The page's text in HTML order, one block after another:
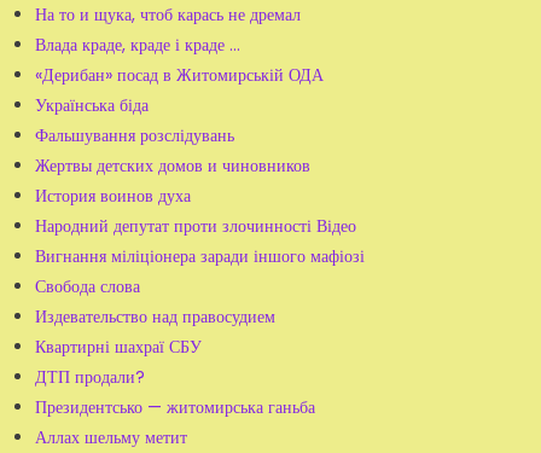
На то и щука, чтоб карась не дремал
Влада краде, краде і краде ...
«Дерибан» посад в Житомирській ОДА
Українська біда
Фальшування розслідувань
Жертвы детских домов и чиновников
История воинов духа
Народний депутат проти злочинності Відео
Вигнання міліціонера заради іншого мафіозі
Свобода слова
Издевательство над правосудием
Квартирні шахраї СБУ
ДТП продали?
Президентсько — житомирська ганьба
Аллах шельму метит